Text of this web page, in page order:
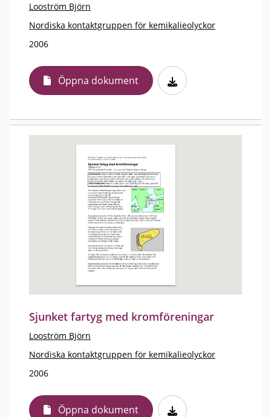
Looström Björn
Nordiska kontaktgruppen för kemikalieolyckor
2006
Öppna dokument
Sjunket fartyg med kromföreningar
Looström Björn
Nordiska kontaktgruppen för kemikalieolyckor
2006
Öppna dokument